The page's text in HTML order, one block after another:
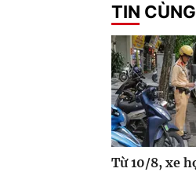
TIN
Từ 10/8, xe